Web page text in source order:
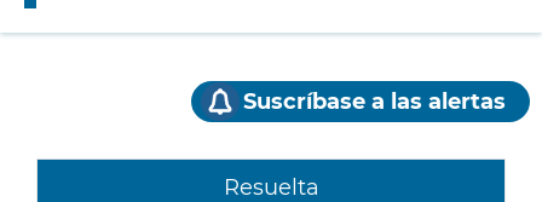
Suscríbase a las alertas
Resuelta